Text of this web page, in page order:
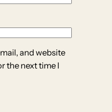
and website
the next time I